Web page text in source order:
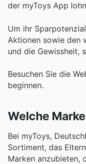
der myToys App
Um ihr
Aktionen sowie den
und die Gewissheit,
Besuchen Sie die
beginnen.
Welche
Bei myToys,
Sortiment, das
Marken anzubieten,